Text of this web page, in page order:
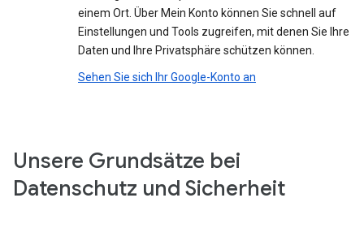
einem Ort. Über Mein Konto können Sie schnell auf
Einstellungen und Tools zugreifen, mit denen Sie Ihre
Daten und Ihre Privatsphäre schützen können.
Sehen Sie sich Ihr Google-Konto an
Unsere Grundsätze bei
Datenschutz und Sicherheit